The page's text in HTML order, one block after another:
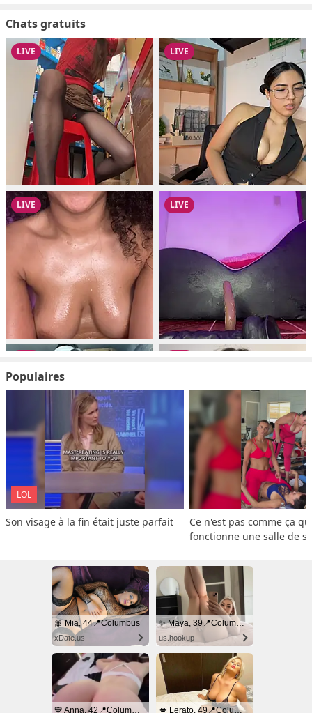
Chats gratuits
Populaires
LOL
Son visage à la fin était juste parfait
Ce n'est pas comme ça
fonctionne une salle de